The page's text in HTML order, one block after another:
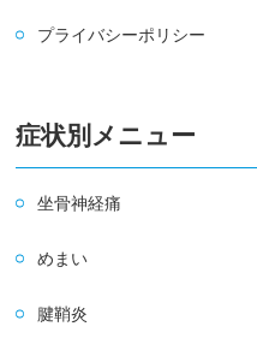
プライバシーポリシー
症状別メニュー
坐骨神経痛
めまい
腱鞘炎